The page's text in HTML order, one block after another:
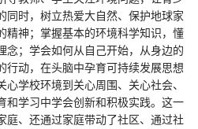
同时，树立热爱大自然、保护地球家
精神；掌握基本的环境科学知识，懂
念；学会如何从自己开始，从身边的
行动，在头脑中孕育可持续发展思想
学校环境到关心周围、关心社会、
和学习中学会创新和积极实践。这一
庭、还通过家庭带动了社区、通过社